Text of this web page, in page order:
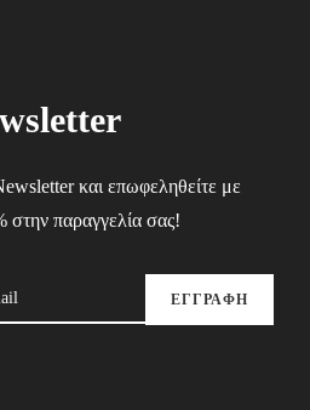
και επωφεληθείτε με
στην παραγγελία σας!
ΕΓΓΡΑΦΗ